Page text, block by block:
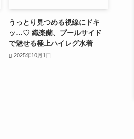
うっとり見つめる視線にドキ
ッ…♡ 織楽蘭、プールサイド
で魅せる極上ハイレグ水着
2025年10月1日